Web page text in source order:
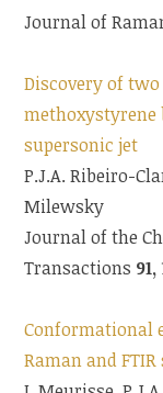
Journal of
Discovery of
methoxystyrene
supersonic jet
P.J.A. Ribeiro-
Milewsky
Journal of the
Transactions 91,
Conformational
Raman and